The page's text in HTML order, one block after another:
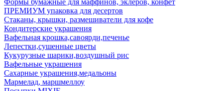
Формы бумажные для маффинов, эклеров, конфет
ПРЕМИУМ упаковка для десертов
Стаканы, крышки, размешиватели для кофе
Кондитерские украшения
Вафельная крошка,савоярди,печенье
Лепестки,сушенные цветы
Кукурузные шарики,воздушный рис
Вафельные украшения
Сахарные украшения,медальоны
Мармелад, маршмеллоу